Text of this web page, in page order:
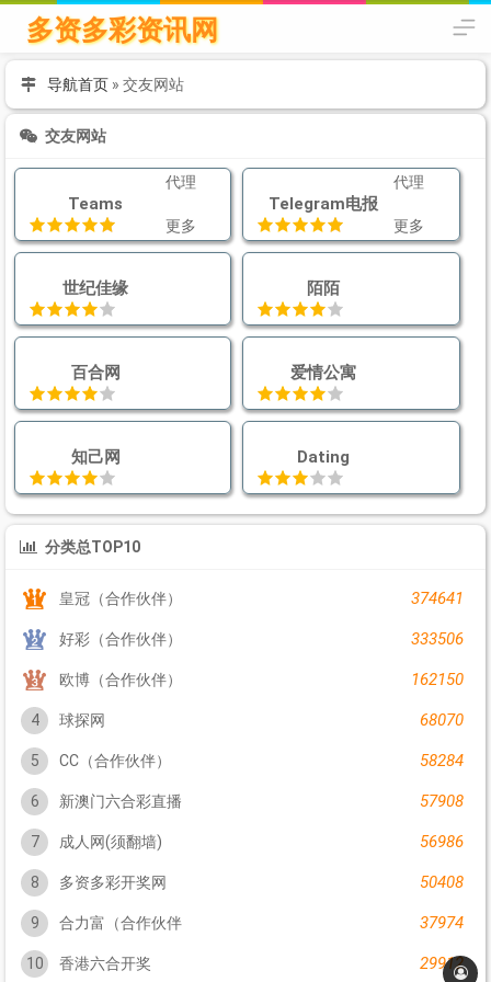
多资多彩资讯网
导航首页 » 交友网站
交友网站
Teams
代理
更多
Telegram电报
代理
更多
世纪佳缘 陌陌
百合网 爱情公寓
知己网 Dating
分类总TOP10
皇冠（合作伙伴） 374641
好彩（合作伙伴） 333506
欧博（合作伙伴） 162150
4 球探网 68070
5 CC（合作伙伴） 58284
6 新澳门六合彩直播 57908
7 成人网(须翻墙) 56986
8 多资多彩开奖网 50408
9 合力富（合作伙伴 37974
10 香港六合开奖 29912